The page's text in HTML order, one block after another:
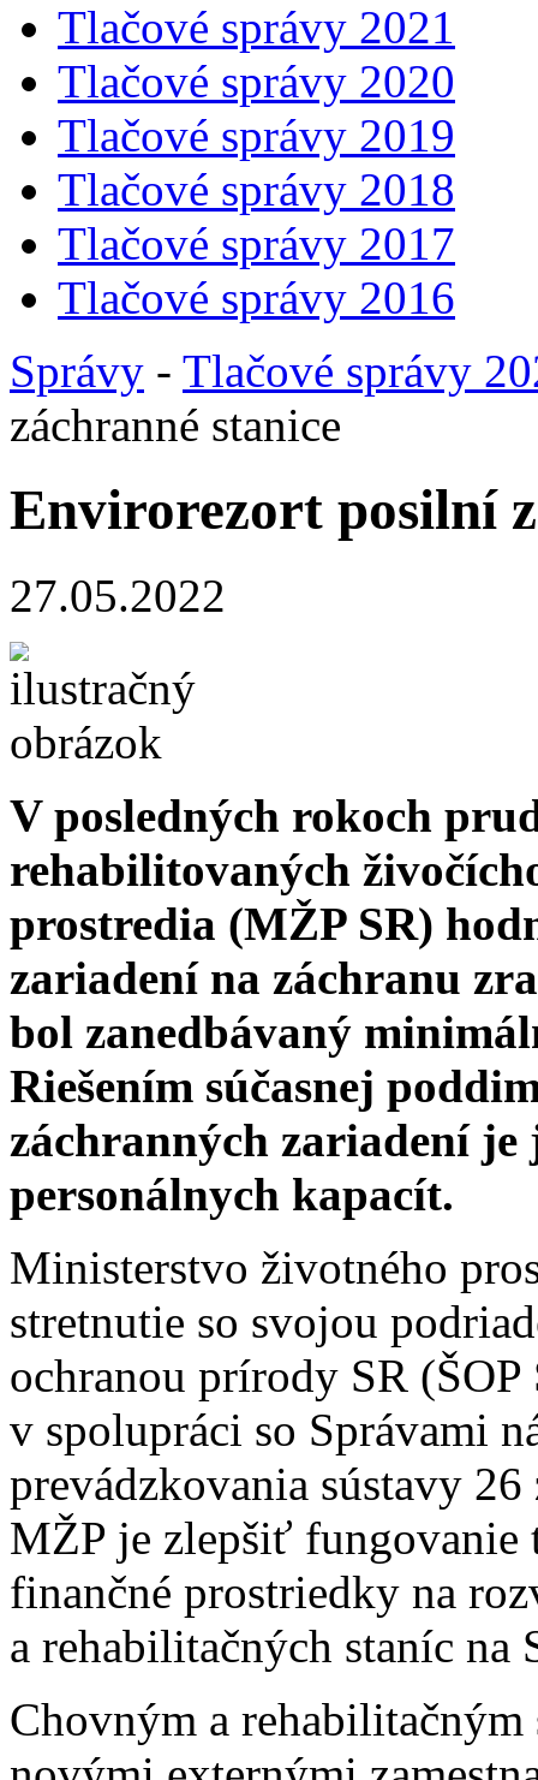
Tlačové správy 2021
Tlačové správy 2020
Tlačové správy 2019
Tlačové správy 2018
Tlačové správy 2017
Tlačové správy 2016
Správy - Tlačové správy
záchranné stanice
Envirorezort posilní
27.05.2022
V posledných rokoch
rehabilitovaných
prostredia (MŽP SR)
zariadení na záchranu
bol zanedbávaný
Riešením súčasnej
záchranných zariadení je
personálnych kapacít.
Ministerstvo životného
stretnutie so svojou
ochranou prírody SR
v spolupráci so Správami
prevádzkovania sústavy
MŽP je zlepšiť fungovanie
finančné prostriedky na
a rehabilitačných staníc na
Chovným a rehabilitačným